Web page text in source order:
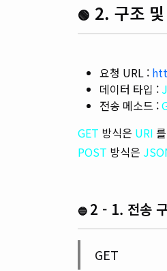
🟢 2. 구조
요청 URL :
데이터 타입 :
전송 메소드 :
GET 방식은 URI
POST 방식은
🔵 2 - 1. 전송
GET